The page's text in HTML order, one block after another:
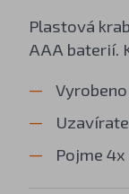
Plastová
AAA baterií.
Pojme